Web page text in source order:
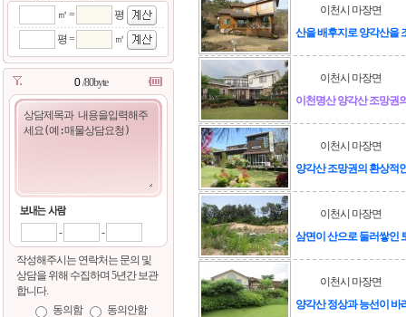
㎡ =
평
평 =
㎡
/80byte
- -
작성해주시는 연락처는 문의 및
상담을 위해 수집하며 5년간 보관
합니다.
동의함
동의안함
이천시 마장면
산을 배후지로 양각산을
이천시 마장면
이천명산 양각산 조망권
이천시 마장면
양각산 조망권의 환상적
이천시 마장면
삼면이 산으로 둘러쌓인
이천시 마장면
양각산 정상과 능선이 바